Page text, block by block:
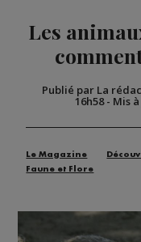
Les
Publié par La
16h58- Mis
Le Magazine
Faune et Flore